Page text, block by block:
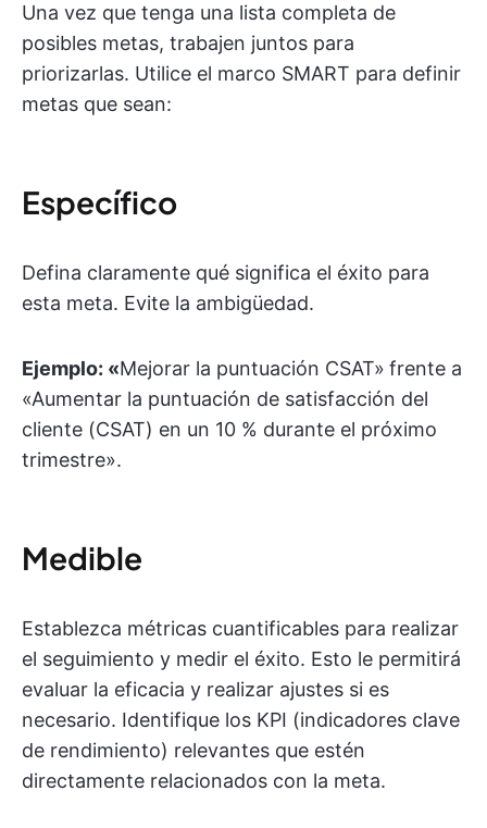
Una vez que tenga una lista completa de
posibles metas, trabajen juntos para
priorizarlas. Utilice el marco SMART para definir
metas que sean:
Específico
Defina claramente qué significa el éxito para
esta meta. Evite la ambigüedad.
Ejemplo: «Mejorar la puntuación CSAT» frente a
«Aumentar la puntuación de satisfacción del
cliente (CSAT) en un 10 % durante el próximo
trimestre».
Medible
Establezca métricas cuantificables para realizar
el seguimiento y medir el éxito. Esto le permitirá
evaluar la eficacia y realizar ajustes si es
necesario. Identifique los KPI (indicadores clave
de rendimiento) relevantes que estén
directamente relacionados con la meta.